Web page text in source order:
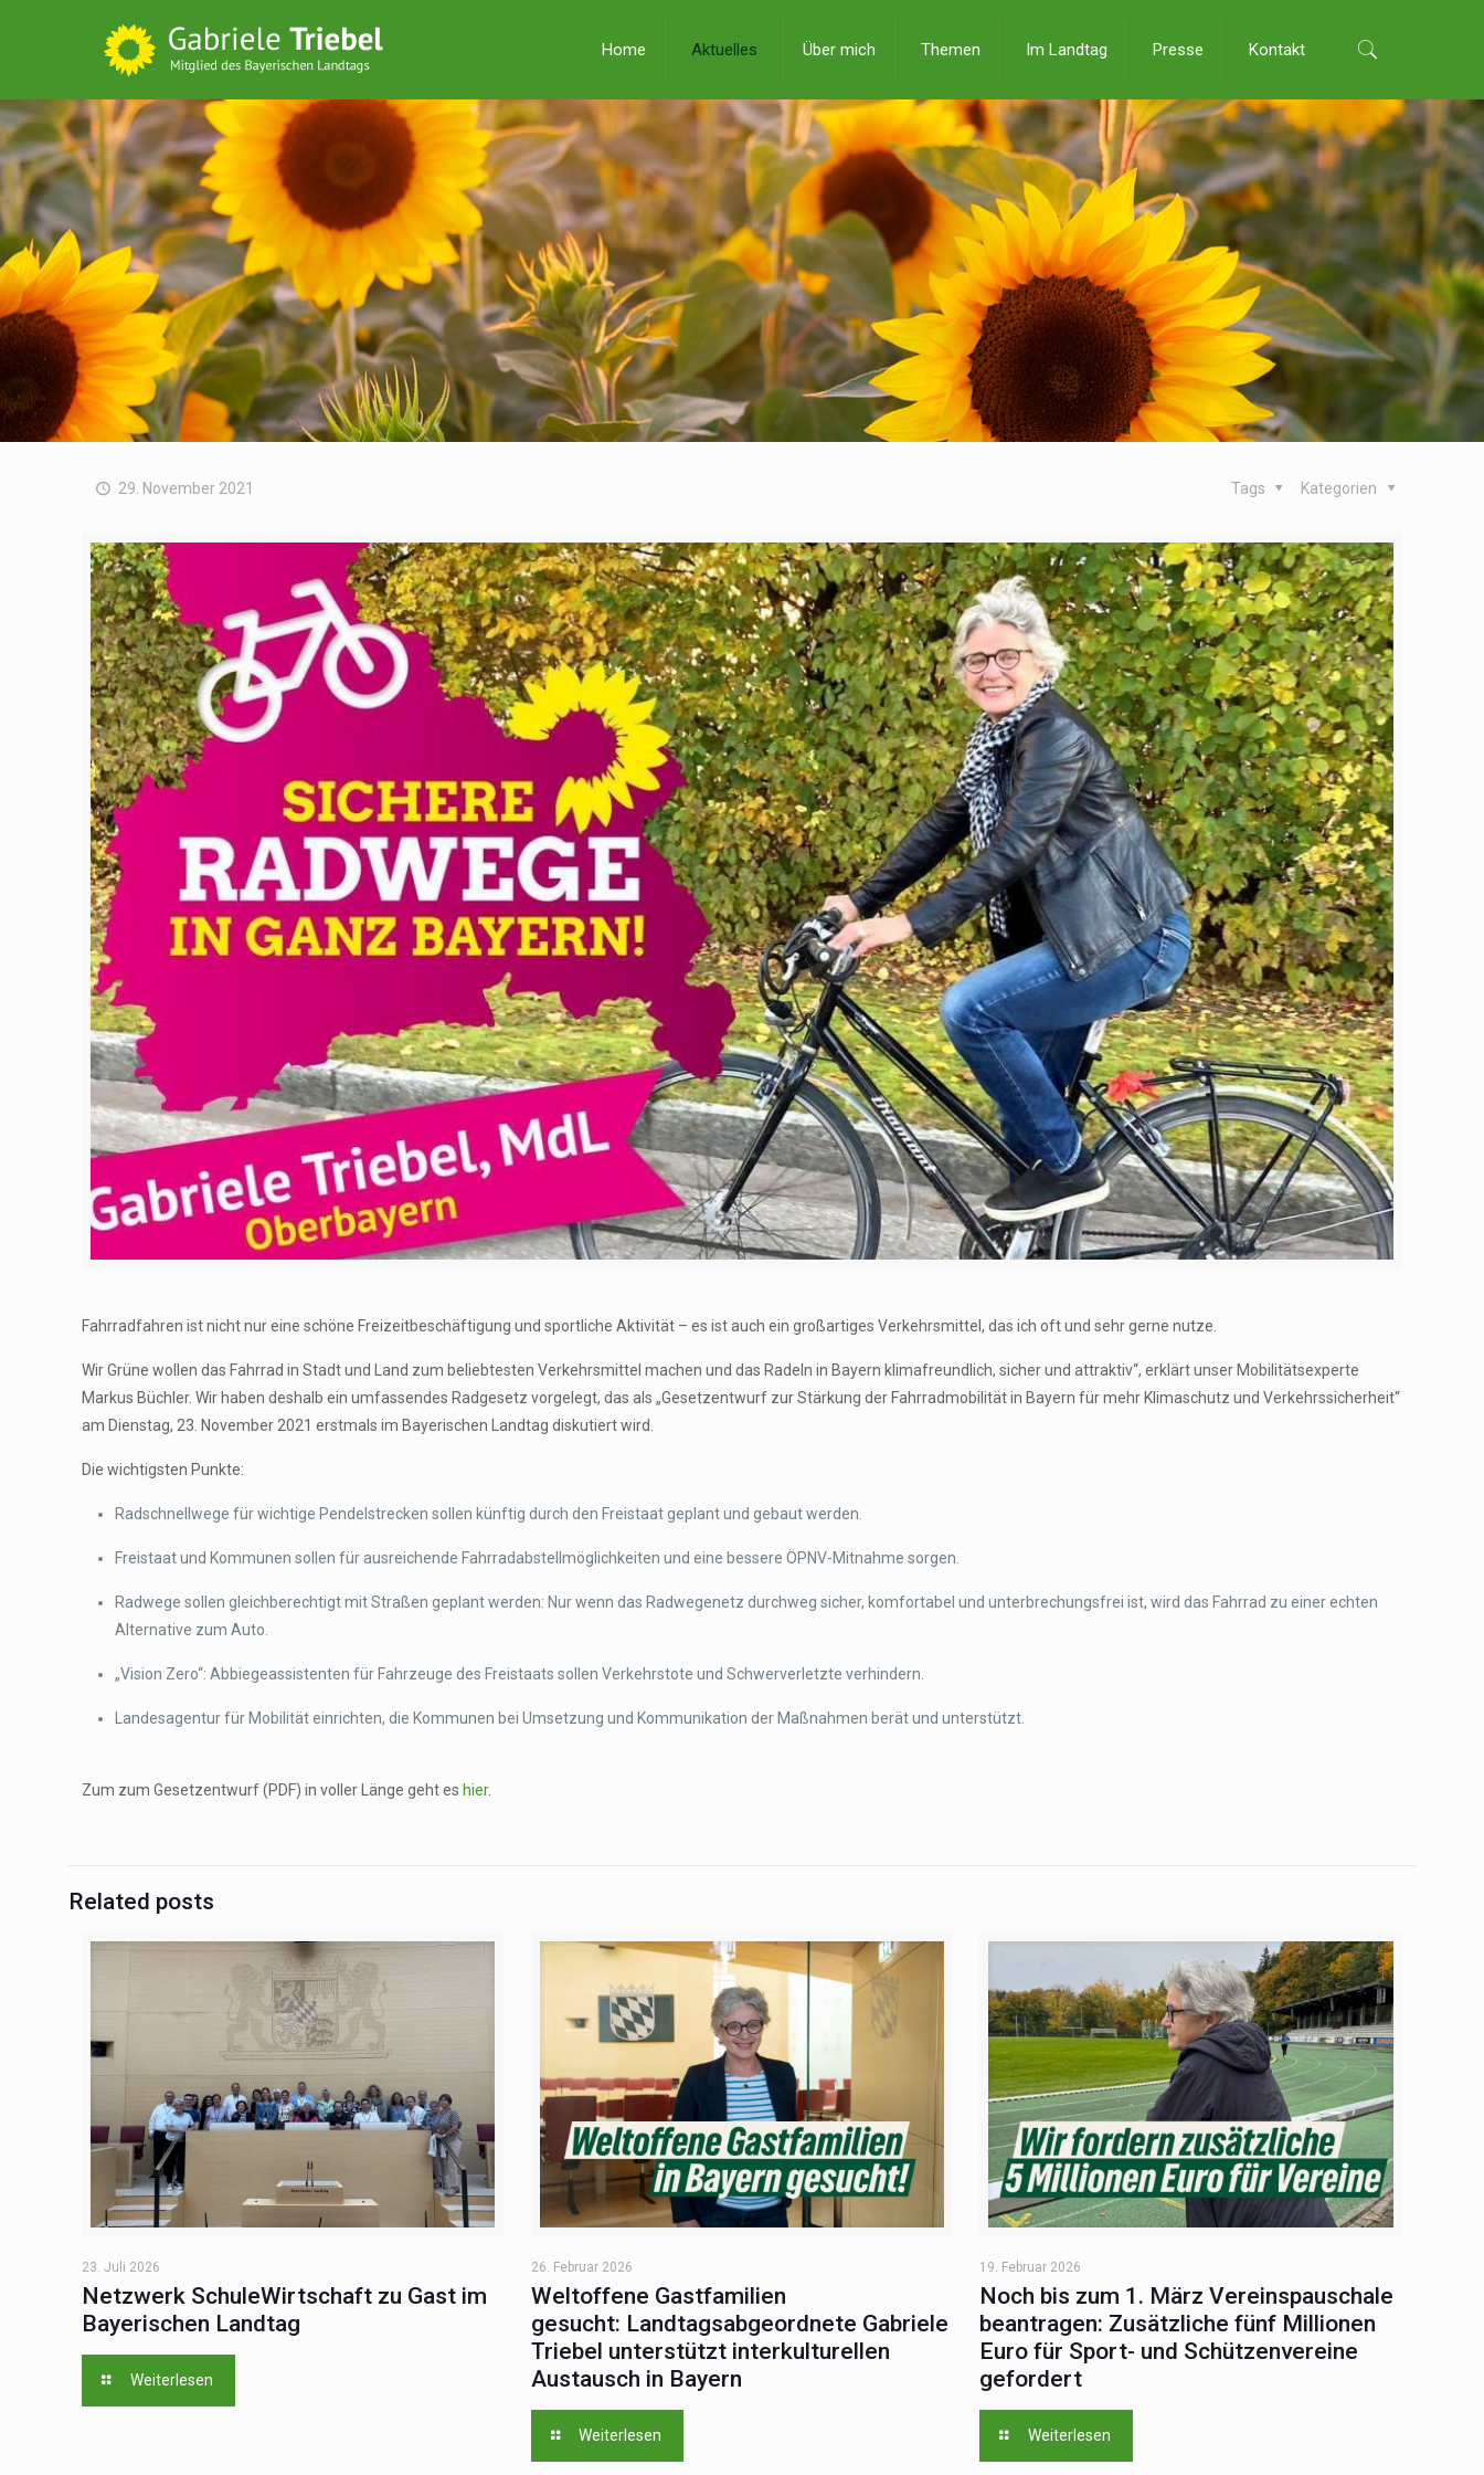
Home Aktuelles Über mich Themen Im Landtag Presse Kontakt
29. November 2021 Kategorien
Tags
Fahrradfahren ist nicht nur eine schöne Freizeitbeschäftigung und sportliche Aktivität – es ist auch ein großartiges Verkehrsmittel, das ich oft und sehr gerne nutze.
Wir Grüne wollen das Fahrrad in Stadt und Land zum beliebtesten Verkehrsmittel machen und das Radeln in Bayern klimafreundlich, sicher und attraktiv“, erklärt unser Mobilitätsexperte
Markus Büchler. Wir haben deshalb ein umfassendes Radgesetz vorgelegt, das als „Gesetzentwurf zur Stärkung der Fahrradmobilität in Bayern für mehr Klimaschutz und Verkehrssicherheit“
am Dienstag, 23. November 2021 erstmals im Bayerischen Landtag diskutiert wird.
Die wichtigsten Punkte:
Radschnellwege für wichtige Pendelstrecken sollen künftig durch den Freistaat geplant und gebaut werden.
Freistaat und Kommunen sollen für ausreichende Fahrradabstellmöglichkeiten und eine bessere ÖPNV-Mitnahme sorgen.
Radwege sollen gleichberechtigt mit Straßen geplant werden: Nur wenn das Radwegenetz durchweg sicher, komfortabel und unterbrechungsfrei ist, wird das Fahrrad zu einer echten
Alternative zum Auto.
„Vision Zero“: Abbiegeassistenten für Fahrzeuge des Freistaats sollen Verkehrstote und Schwerverletzte verhindern.
Landesagentur für Mobilität einrichten, die Kommunen bei Umsetzung und Kommunikation der Maßnahmen berät und unterstützt.
Zum zum Gesetzentwurf (PDF) in voller Länge geht eshier.
Related posts
23. Juli 2026
Netzwerk SchuleWirtschaft zu Gast im
Bayerischen Landtag
Weiterlesen
26. Februar 2026
Weltoffene Gastfamilien
gesucht: Landtagsabgeordnete Gabriele
Triebel ‍unterstützt interkulturellen
Austausch ‍in ‍Bayern
Weiterlesen
19. Februar 2026
Noch bis zum 1. März Vereinspauschale
beantragen: Zusätzliche fünf Millionen
Euro für Sport- und Schützenvereine
gefordert
Weiterlesen